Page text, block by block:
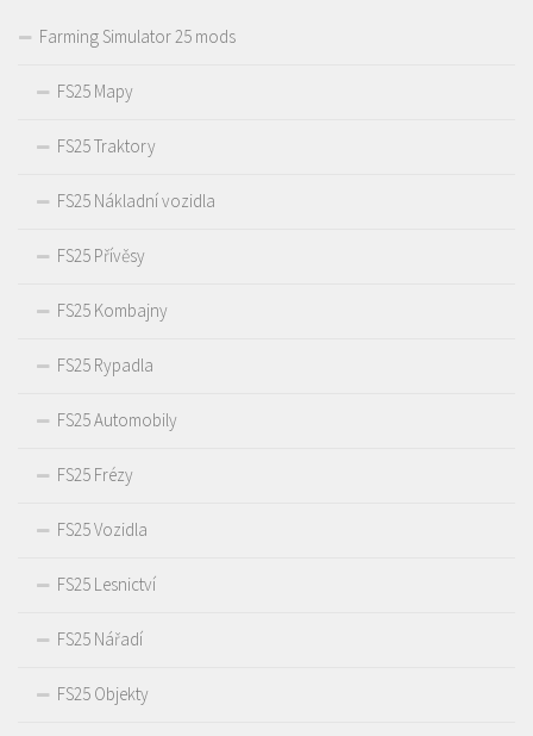
Farming Simulator 25 mods
FS25 Mapy
FS25 Traktory
FS25 Nákladní vozidla
FS25 Přívěsy
FS25 Kombajny
FS25 Rypadla
FS25 Automobily
FS25 Frézy
FS25 Vozidla
FS25 Lesnictví
FS25 Nářadí
FS25 Objekty